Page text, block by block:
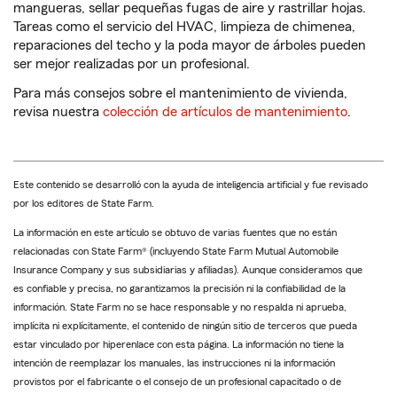
mangueras, sellar pequeñas fugas de aire y rastrillar hojas.
Tareas como el servicio del HVAC, limpieza de chimenea,
reparaciones del techo y la poda mayor de árboles pueden
ser mejor realizadas por un profesional.
Para más consejos sobre el mantenimiento de vivienda,
revisa nuestra colección de artículos de mantenimiento.
Este contenido se desarrolló con la ayuda de inteligencia artificial y fue revisado
por los editores de State Farm.
La información en este artículo se obtuvo de varias fuentes que no están
relacionadas con State Farm® (incluyendo State Farm Mutual Automobile
Insurance Company y sus subsidiarias y afiliadas). Aunque consideramos que
es confiable y precisa, no garantizamos la precisión ni la confiabilidad de la
información. State Farm no se hace responsable y no respalda ni aprueba,
implícita ni explícitamente, el contenido de ningún sitio de terceros que pueda
estar vinculado por hiperenlace con esta página. La información no tiene la
intención de reemplazar los manuales, las instrucciones ni la información
provistos por el fabricante o el consejo de un profesional capacitado o de